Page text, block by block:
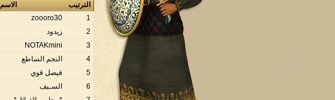
الترتيب الاسم
1
zoooro30
2
زيدود
3
NOTAKmini
4
النجم الساطع
5
فيصل قوي
6
السـيف